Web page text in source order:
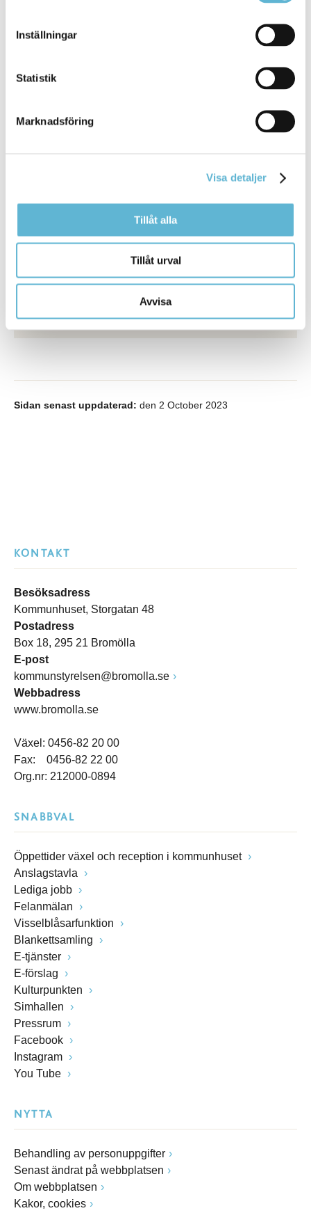
Inställningar
Statistik
Marknadsföring
Visa detaljer
Tillåt alla
Tillåt urval
Avvisa
Boverket - När du behöver marklov
Boverket - Byggande
Bygg- och rivningsavfall
Öppettider kommunens växel och reception i
Byggnadsinspektör
Sidan senast uppdaterad: den 2 October 2023
KONTAKT
Besöksadress
Kommunhuset, Storgatan 48
Postadress
Box 18, 295 21 Bromölla
E-post
kommunstyrelsen@bromolla.se
Webbadress
www.bromolla.se
Växel: 0456-82 20 00
Fax: 0456-82 22 00
Org.nr: 212000-0894
SNABBVAL
Öppettider växel och reception i kommunhuset
Anslagstavla
Lediga jobb
Felanmälan
Visselblåsarfunktion
Blankettsamling
E-tjänster
E-förslag
Kulturpunkten
Simhallen
Pressrum
Facebook
Instagram
You Tube
NYTTA
Behandling av personuppgifter
Senast ändrat på webbplatsen
Om webbplatsen
Kakor, cookies